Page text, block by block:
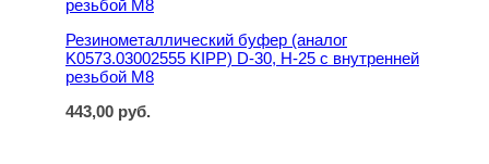
Резинометаллический буфер (аналог
K0573.03002555 KIPP) D-30, H-25 с внутренней
резьбой M8
443,00 руб.